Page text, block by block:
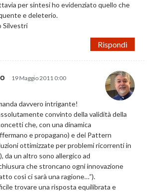
per sintesi ho evidenziato quello che
e deleterio.
Silvestri
Rispondi
19 Maggio 2011 0:00
davvero intrigante!
convinto della validità della
che, con una dinamica
e propagano) e dei Pattern
ottimizzate per problemi ricorrenti in
da un altro sono allergico ad
che stroncano ogni innovazione
così ci sarà una ragione…”).
trovare una risposta equilibrata e